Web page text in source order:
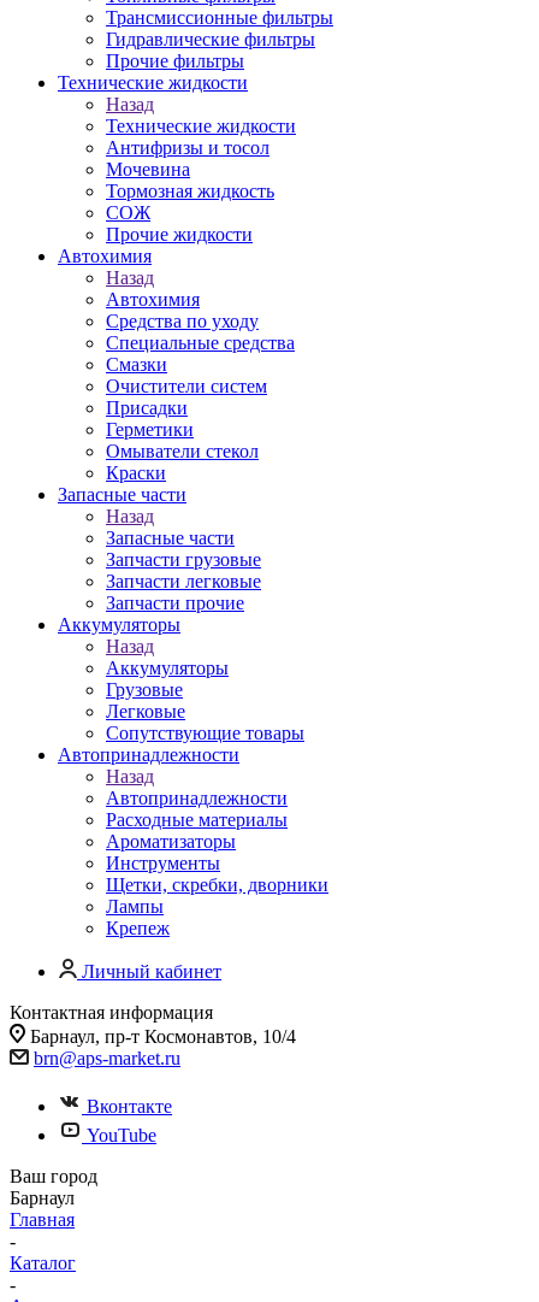
Трансмиссионные фильтры
Гидравлические фильтры
Прочие фильтры
Технические жидкости
Назад
Технические жидкости
Антифризы и тосол
Мочевина
Тормозная жидкость
СОЖ
Прочие жидкости
Автохимия
Назад
Автохимия
Средства по уходу
Специальные средства
Смазки
Очистители систем
Присадки
Герметики
Омыватели стекол
Краски
Запасные части
Назад
Запасные части
Запчасти грузовые
Запчасти легковые
Запчасти прочие
Аккумуляторы
Назад
Аккумуляторы
Грузовые
Легковые
Сопутствующие товары
Автопринадлежности
Назад
Автопринадлежности
Расходные материалы
Ароматизаторы
Инструменты
Щетки, скребки, дворники
Лампы
Крепеж
Личный кабинет
Контактная информация
Барнаул, пр-т Космонавтов, 10/4
brn@aps-market.ru
Вконтакте
YouTube
Ваш город
Барнаул
Главная
-
Каталог
-